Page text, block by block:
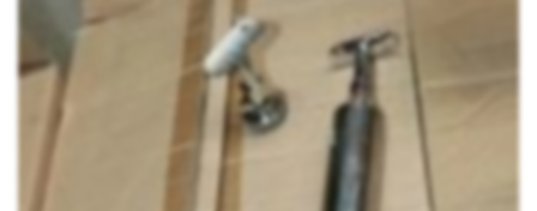
Фиксируется в трубе Ø38.1 мм как на
сварку, так и на специальный клей (Ф-1105, Ф-1106,